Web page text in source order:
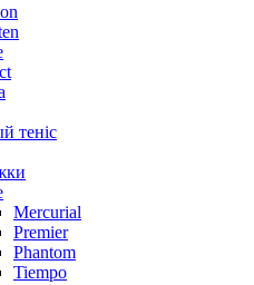
теніс
Mercurial
Premier
Phantom
Tiempo